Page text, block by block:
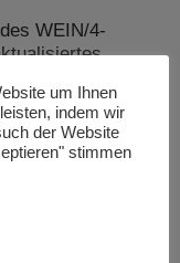
WEIN/4-
als
um Ihnen
indem wir
der Website
stimmen